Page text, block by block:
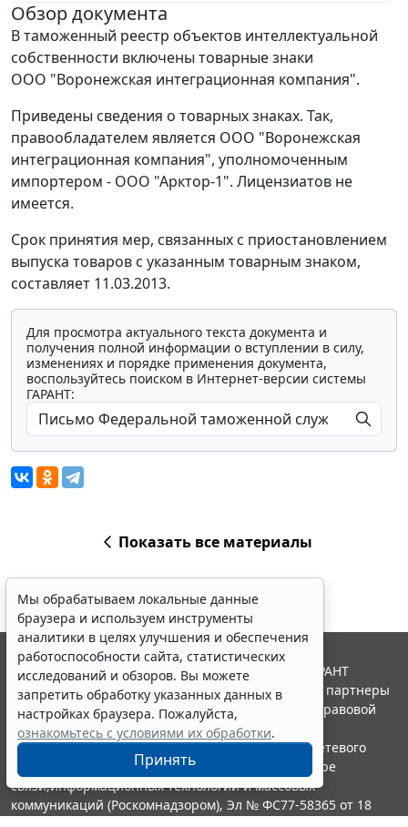
Обзор документа
В таможенный реестр объектов интеллектуальной
собственности включены товарные знаки
ООО "Воронежская интеграционная компания".
Приведены сведения о товарных знаках. Так,
правообладателем является ООО "Воронежская
интеграционная компания", уполномоченным
импортером - ООО "Арктор-1". Лицензиатов не
имеется.
Срок принятия мер, связанных с приостановлением
выпуска товаров с указанным товарным знаком,
составляет 11.03.2013.
Для просмотра актуального текста документа и
получения полной информации о вступлении в силу,
изменениях и порядке применения документа,
воспользуйтесь поиском в Интернет-версии системы
ГАРАНТ:
Показать все материалы
Мы обрабатываем локальные данные
браузера и используем инструменты
аналитики в целях улучшения и обеспечения
работоспособности сайта, статистических
исследований и обзоров. Вы можете
запретить обработку указанных данных в
настройках браузера. Пожалуйста,
ознакомьтесь с условиями их обработки.
Принять
© ООО "НПП "ГАРАНТ-СЕРВИС", 2026. Система ГАРАНТ
выпускается с 1990 года. Компания "Гарант" и ее партнеры
являются участниками Российской ассоциации правовой
информации ГАРАНТ.
Портал ГАРАНТ.РУ зарегистрирован в качестве сетевого
издания Федеральной службой по надзору в сфере
связи,информационных технологий и массовых
коммуникаций (Роскомнадзором), Эл № ФС77-58365 от 18